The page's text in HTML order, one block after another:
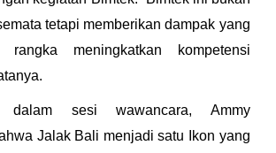
tetapi memberikan dampak yang
meningkatkan kompetensi
dalam sesi wawancara, Ammy
Jalak Bali menjadi satu Ikon yang